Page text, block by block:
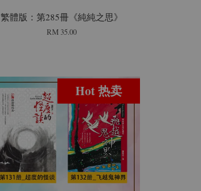
繁體版：第285冊《純純之思》
RM 35.00
Hot 热卖